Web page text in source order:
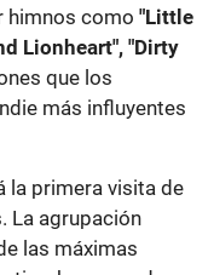
himnos como "Little
Lionheart", "Dirty
que los
más influyentes
la primera visita de
La agrupación
las máximas